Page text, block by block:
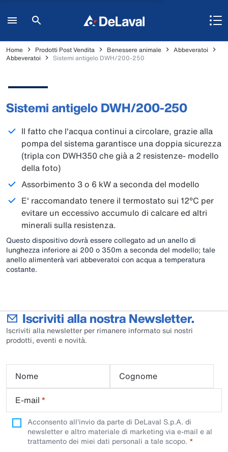
Home Prodotti Post Vendita Benessere animale
Abbeveratoi
Abbeveratoi
Sistemi antigelo DWH/200-250
Sistemi antigelo DWH/200-250
Il fatto che l'acqua continui a circolare, grazie alla
pompa del sistema garantisce una doppia sicurezza
(tripla con DWH350 che già a 2 resistenze- modello
della foto)
Assorbimento 3 o 6 kW a seconda del modello
E' raccomandato tenere il termostato sui 12°C per
evitare un eccessivo accumulo di calcare ed altri
minerali sulla resistenza.
Questo dispositivo dovrà essere collegato ad un anello di
lunghezza inferiore ai 200 o 350m a seconda del modello; tale
anello alimenterà vari abbeveratoi con acqua a temperatura
costante.
Iscriviti alla nostra Newsletter.
Iscriviti alla newsletter per rimanere informato sui nostri
prodotti, eventi e novità.
Nome
Cognome
E-mail *
Acconsento all'invio da parte di DeLaval S.p.A. di
newsletter e altro materiale di marketing via e-mail e al
trattamento dei miei dati personali a tale scopo.